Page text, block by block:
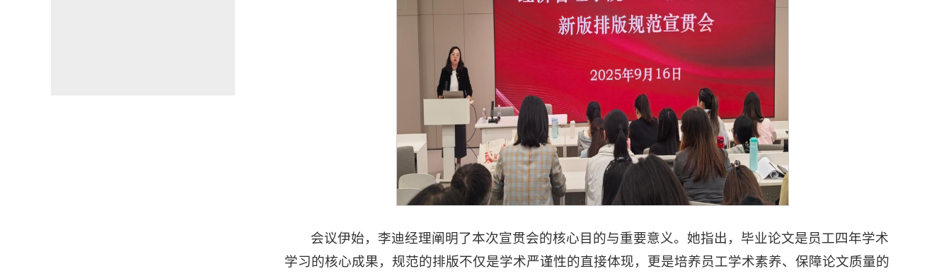
会议伊始，李迪经理阐明了本次宣贯会的核心目的与重要意义。她指出，毕业论文是员工四年学术
学习的核心成果，规范的排版不仅是学术严谨性的直接体现，更是培养员工学术素养、保障论文质量的